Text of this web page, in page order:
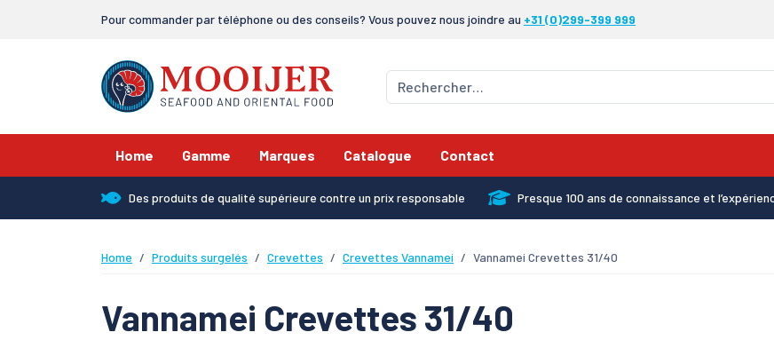
Pour commander par téléphone ou des conseils? Vous pouvez nous joindre au +31 (0)299-399 999
Home Gamme Marques Catalogue Contact
Des produits de qualité supérieure contre un prix responsable Presque 100 ans de connaissance et
Home Produits surgelés Crevettes Crevettes Vannamei Vannamei Crevettes 31/40
Vannamei Crevettes 31/40